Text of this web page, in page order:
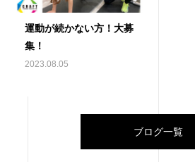
運動が続かない方！大募
集！
2023.08.05
ブログ一覧